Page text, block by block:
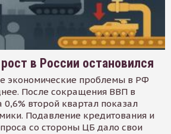
в России остановился
экономические проблемы в РФ
После сокращения ВВП в
второй квартал показал
Подавление кредитования и
со стороны ЦБ дало свои